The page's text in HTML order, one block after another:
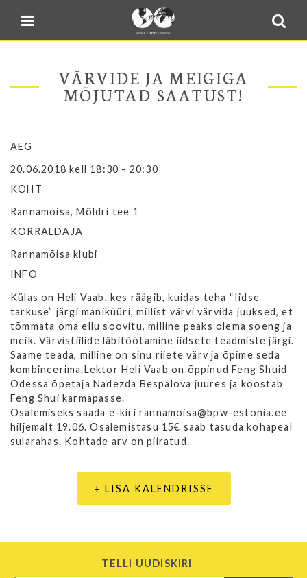
Sulge menüü
Blogi
E-pood
Minu BPW
VÄRVIDE JA MEIGIGA
MÕJUTAD SAATUST!
AEG
20.06.2018 kell 18:30 - 20:30
KOHT
Rannamõisa, Möldri tee 1
KORRALDAJA
Rannamõisa klubi
INFO
Külas on Heli Vaab, kes räägib, kuidas teha “Iidse
tarkuse” järgi maniküüri, millist värvi värvida juuksed, et
tõmmata oma ellu soovitu, milline peaks olema soeng ja
meik. Värvistiilide läbitöötamine iidsete teadmiste järgi.
Saame teada, milline on sinu riiete värv ja õpime seda
kombineerima.Lektor Heli Vaab on õppinud Feng Shuid
Odessa õpetaja Nadezda Bespalova juures ja koostab
Feng Shui karmapasse.
Osalemiseks saada e-kiri rannamoisa@bpw-estonia.ee
hiljemalt 19.06. Osalemistasu 15€ saab tasuda kohapeal
sularahas. Kohtade arv on piiratud.
+ LISA KALENDRISSE
TELLI UUDISKIRI